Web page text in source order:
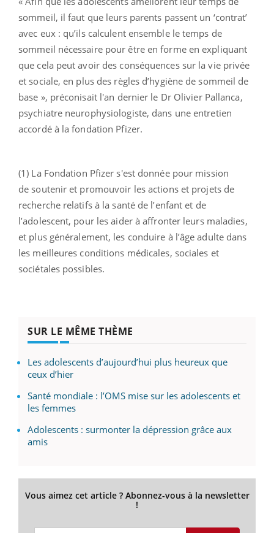
sommeil, il faut que leurs parents passent un ‘contrat’
avec eux : qu’ils calculent ensemble le temps de
sommeil nécessaire pour être en forme en expliquant
que cela peut avoir des conséquences sur la vie privée
et sociale, en plus des règles d’hygiène de sommeil de
base », préconisait l'an dernier le Dr Olivier Pallanca,
psychiatre neurophysiologiste, dans une entretien
accordé à la fondation Pfizer.
(1) La Fondation Pfizer s'est donnée pour mission
de soutenir et promouvoir les actions et projets de
recherche relatifs à la santé de l’enfant et de
l’adolescent, pour les aider à affronter leurs maladies,
et plus généralement, les conduire à l’âge adulte dans
les meilleures conditions médicales, sociales et
sociétales possibles.
SUR LE MÊME THÈME
Les adolescents d’aujourd’hui plus heureux que
ceux d’hier
Santé mondiale : l’OMS mise sur les adolescents et
les femmes
Adolescents : surmonter la dépression grâce aux
amis
Vous aimez cet article ? Abonnez-vous à la newsletter
!